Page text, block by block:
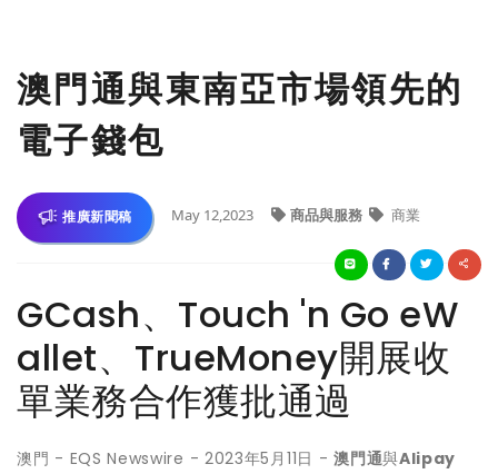
澳門通與東南亞市場領先的
電子錢包
推廣新聞稿 May 12,2023 商品與服務 商業
GCash、Touch 'n Go eW
allet、TrueMoney開展收
單業務合作獲批通過
澳門 - EQS Newswire - 2023年5月11日 -澳門通與Alipay